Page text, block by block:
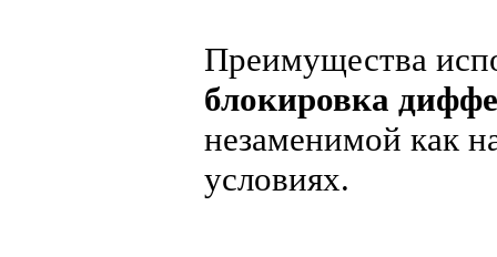
Преимущества
блокировка
незаменимой как
условиях.